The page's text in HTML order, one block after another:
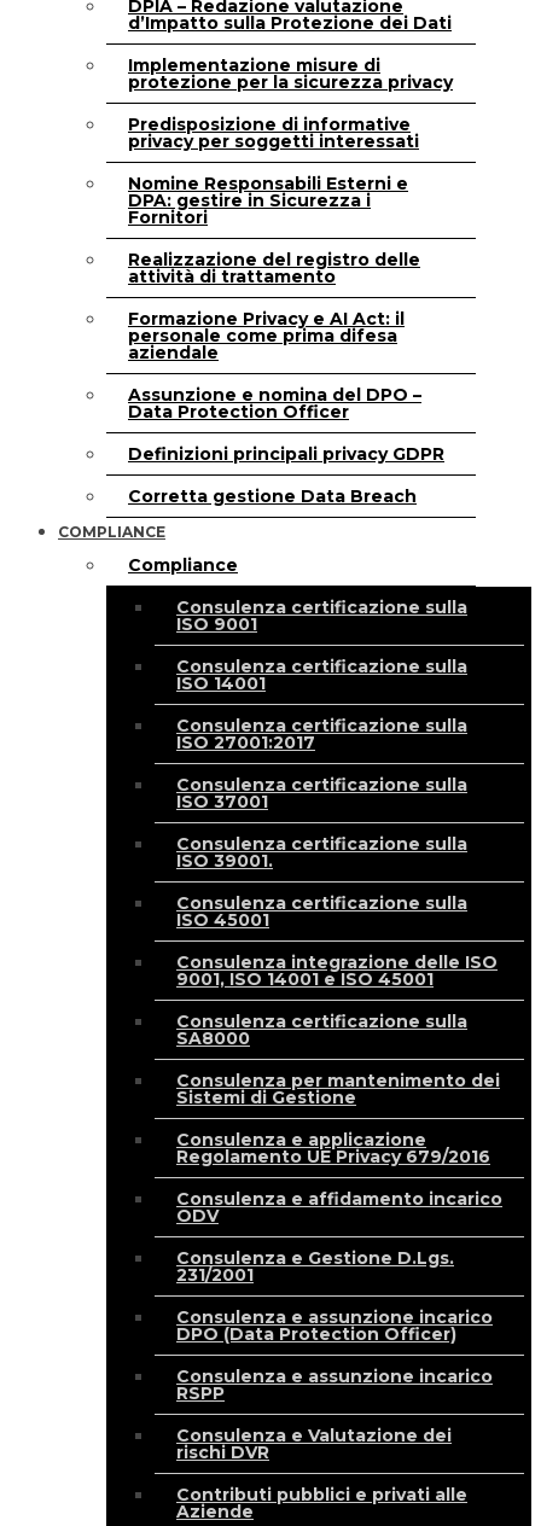
DPIA – Redazione valutazione
d’Impatto sulla Protezione dei Dati
Implementazione misure di
protezione per la sicurezza privacy
Predisposizione di informative
privacy per soggetti interessati
Nomine Responsabili Esterni e
DPA: gestire in Sicurezza i
Fornitori
Realizzazione del registro delle
attività di trattamento
Formazione Privacy e AI Act: il
personale come prima difesa
aziendale
Assunzione e nomina del DPO –
Data Protection Officer
Definizioni principali privacy GDPR
Corretta gestione Data Breach
COMPLIANCE
Compliance
Consulenza certificazione sulla
ISO 9001
Consulenza certificazione sulla
ISO 14001
Consulenza certificazione sulla
ISO 27001:2017
Consulenza certificazione sulla
ISO 37001
Consulenza certificazione sulla
ISO 39001.
Consulenza certificazione sulla
ISO 45001
Consulenza integrazione delle ISO
9001, ISO 14001 e ISO 45001
Consulenza certificazione sulla
SA8000
Consulenza per mantenimento dei
Sistemi di Gestione
Consulenza e applicazione
Regolamento UE Privacy 679/2016
Consulenza e affidamento incarico
ODV
Consulenza e Gestione D.Lgs.
231/2001
Consulenza e assunzione incarico
DPO (Data Protection Officer)
Consulenza e assunzione incarico
RSPP
Consulenza e Valutazione dei
rischi DVR
Contributi pubblici e privati alle
Aziende